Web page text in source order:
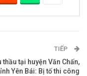
TIẾP
thầu tại huyện Văn Chấn,
Yên Bái: Bị tố thi công